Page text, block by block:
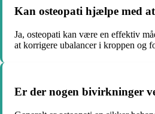
Kan osteopati hjælpe med
Ja, osteopati kan være en effektiv
at korrigere ubalancer i kroppen og
Er der nogen bivirkninger